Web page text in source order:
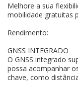
Melhore a sua
mobilidade gratuitas
Rendimento:
GNSS INTEGRADO
O GNSS integrado
possa acompanhar
chave, como